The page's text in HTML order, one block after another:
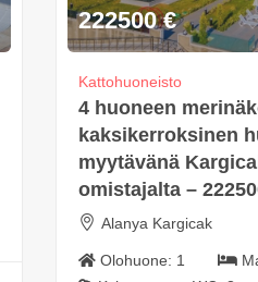
222500 €
Kattohuoneisto
4 huoneen
kaksikerroksinen
myytävänä
omistajalta –
Alanya Kargicak
Olohuone: 1